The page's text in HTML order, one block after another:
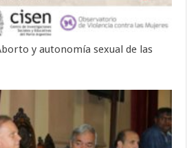
y autonomía sexual de las